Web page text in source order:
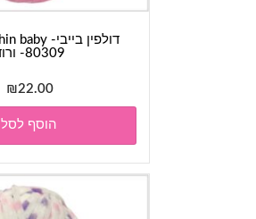
80309- ורוד
₪22.00
הוסף לסל